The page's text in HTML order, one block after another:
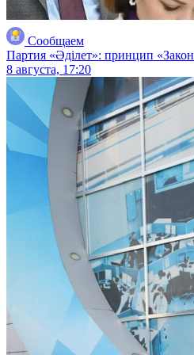
Сообщаем
Партия «Әділет»: принцип
8 августа, 17:20